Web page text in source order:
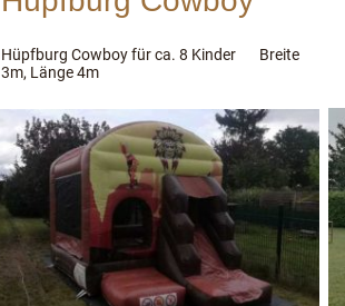
Hüpfburg Cowboy für ca. 8 Kinder Breite
3m, Länge 4m